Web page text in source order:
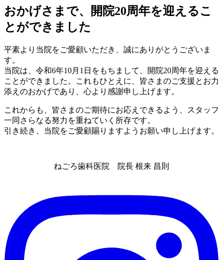
おかげさまで、開院20周年を迎えるこ
とができました
平素より当院をご愛顧いただき、誠にありがとうございま
す。
当院は、令和6年10月1日をもちまして、開院20周年を迎える
ことができました。これもひとえに、皆さまのご支援とお力
添えのおかげであり、心より感謝申し上げます。
これからも、皆さまのご期待にお応えできるよう、スタッフ
一同さらなる努力を重ねていく所存です。
引き続き、当院をご愛顧賜りますようお願い申し上げます。
ねごろ歯科医院 院長 根来 昌則